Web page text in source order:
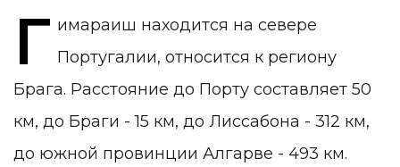
Г имараиш находится на севере
Португалии, относится к региону
Брага. Расстояние до Порту составляет 50
км, до Браги - 15 км, до Лиссабона - 312 км,
до южной провинции Алгарве - 493 км.